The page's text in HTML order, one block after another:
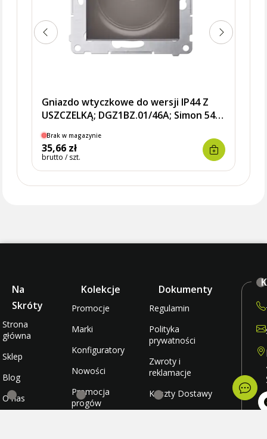
Gniazdo wtyczkowe do wersji IP44 Z
USZCZELKĄ; DGZ1BZ.01/46A; Simon 54
Brak w magazynie
35,66 zł
brutto / szt.
Na
Skróty
Strona
główna
Sklep
Blog
O nas
Kolekcje
Promocje
Marki
Konfiguratory
Nowości
Promocja
progów
Dokumenty
Regulamin
Polityka
prywatności
Zwroty i
reklamacje
Koszty Dostawy